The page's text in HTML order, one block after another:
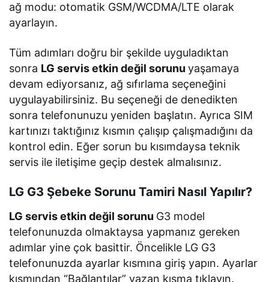
ağ modu: otomatik GSM/WCDMA/LTE olarak
ayarlayın.
Tüm adımları doğru bir şekilde uyguladıktan
sonra LG servis etkin değil sorunuyaşamaya
devam ediyorsanız, ağ sıfırlama seçeneğini
uygulayabilirsiniz. Bu seçeneği de denedikten
sonra telefonunuzu yeniden başlatın. Ayrıca SIM
kartınızı taktığınız kısmın çalışıp çalışmadığını da
kontrol edin. Eğer sorun bu kısımdaysa teknik
servis ile iletişime geçip destek almalısınız.
LG G3 Şebeke Sorunu Tamiri Nasıl Yapılır?
LG servis etkin değil sorunu G3 model
telefonunuzda olmaktaysa yapmanız gereken
adımlar yine çok basittir. Öncelikle LG G3
telefonunuzda ayarlar kısmına giriş yapın. Ayarlar
kısmından “Bağlantılar” yazan kısma tıklayın.